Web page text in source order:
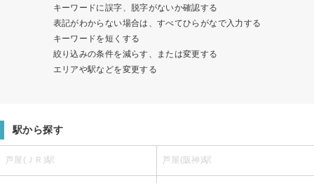
キーワードに誤字、脱字がないか確認する
表記がわからない場合は、すべてひらがなで入力する
キーワードを短くする
絞り込みの条件を減らす、または変更する
エリアや駅などを変更する
駅から探す
芦屋(ＪＲ)駅 芦屋(阪神)駅